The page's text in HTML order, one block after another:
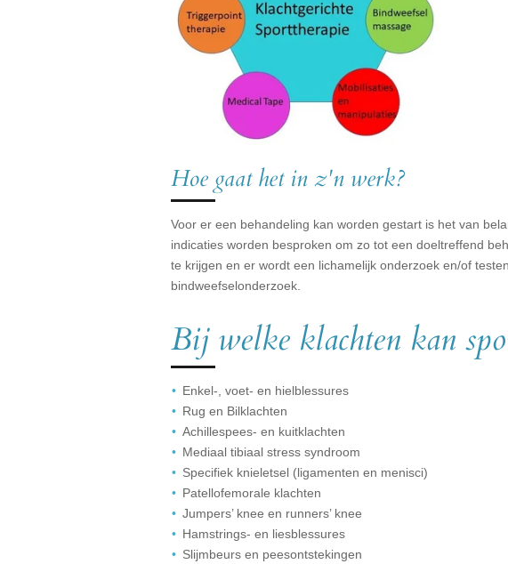
Hoe gaat het in z'n werk?
Voor er een behandeling kan worden gestart is het van
indicaties worden besproken om zo tot een doeltreffend
te krijgen en er wordt een lichamelijk onderzoek en/of
bindweefselonderzoek.
Bij welke klachten kan
Enkel-, voet- en hielblessures
Rug en Bilklachten
Achillespees- en kuitklachten
Mediaal tibiaal stress syndroom
Specifiek knieletsel (ligamenten en menisci)
Patellofemorale klachten
Jumpers’ knee en runners’ knee
Hamstrings- en liesblessures
Slijmbeurs en peesontstekingen